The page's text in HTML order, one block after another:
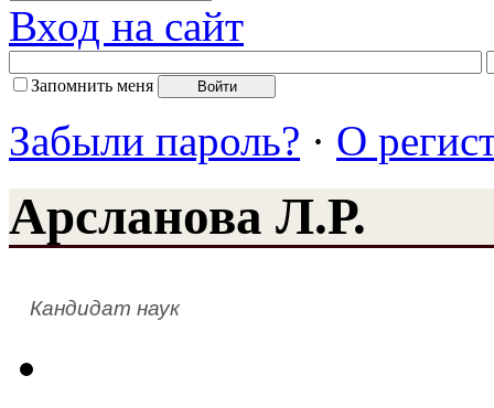
Вход на сайт
Запомнить меня
Забыли пароль? · О
Арсланова Л.Р.
Кандидат наук